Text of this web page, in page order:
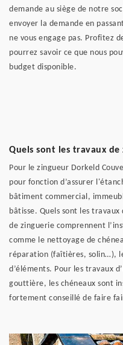
demande au siège de notre
envoyer la demande en
ne vous engage pas. Profitez
pourrez savoir ce que nous
budget disponible.
Quels sont les travaux
Pour le zingueur Dorkeld
pour fonction d’assurer
bâtiment commercial,
bâtisse. Quels sont les
de zinguerie comprennent
comme le nettoyage de
réparation (faîtières, solin…),
d’éléments. Pour les travaux
gouttière, les chéneaux sont
fortement conseillé de faire